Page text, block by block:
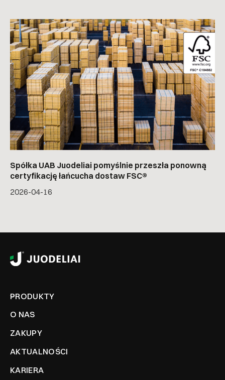
Spółka UAB Juodeliai pomyślnie przeszła ponowną
certyfikację łańcucha dostaw FSC®
2026-04-16
PRODUKTY
O NAS
ZAKUPY
AKTUALNOŚCI
KARIERA